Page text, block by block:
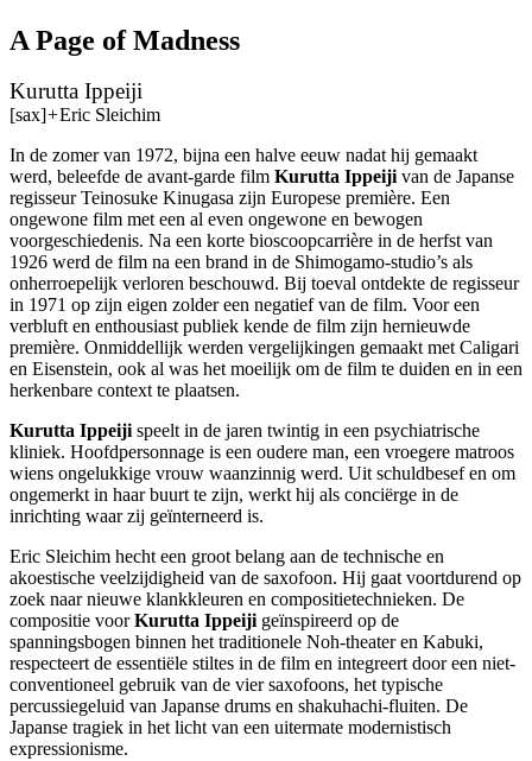
A Page of Madness
Kurutta Ippeiji
[sax]+Eric Sleichim
In de zomer van 1972, bijna een halve eeuw nadat hij gemaakt
werd, beleefde de avant-garde film Kurutta Ippeiji van de Japanse
regisseur Teinosuke Kinugasa zijn Europese première. Een
ongewone film met een al even ongewone en bewogen
voorgeschiedenis. Na een korte bioscoopcarrière in de herfst van
1926 werd de film na een brand in de Shimogamo-studio’s als
onherroepelijk verloren beschouwd. Bij toeval ontdekte de regisseur
in 1971 op zijn eigen zolder een negatief van de film. Voor een
verbluft en enthousiast publiek kende de film zijn hernieuwde
première. Onmiddellijk werden vergelijkingen gemaakt met Caligari
en Eisenstein, ook al was het moeilijk om de film te duiden en in een
herkenbare context te plaatsen.
Kurutta Ippeiji speelt in de jaren twintig in een psychiatrische
kliniek. Hoofdpersonnage is een oudere man, een vroegere matroos
wiens ongelukkige vrouw waanzinnig werd. Uit schuldbesef en om
ongemerkt in haar buurt te zijn, werkt hij als conciërge in de
inrichting waar zij geïnterneerd is.
Eric Sleichim hecht een groot belang aan de technische en
akoestische veelzijdigheid van de saxofoon. Hij gaat voortdurend op
zoek naar nieuwe klankkleuren en compositietechnieken. De
compositie voorKurutta Ippeiji geïnspireerd op de
spanningsbogen binnen het traditionele Noh-theater en Kabuki,
respecteert de essentiële stiltes in de film en integreert door een niet-
conventioneel gebruik van de vier saxofoons, het typische
percussiegeluid van Japanse drums en shakuhachi-fluiten. De
Japanse tragiek in het licht van een uitermate modernistisch
expressionisme.